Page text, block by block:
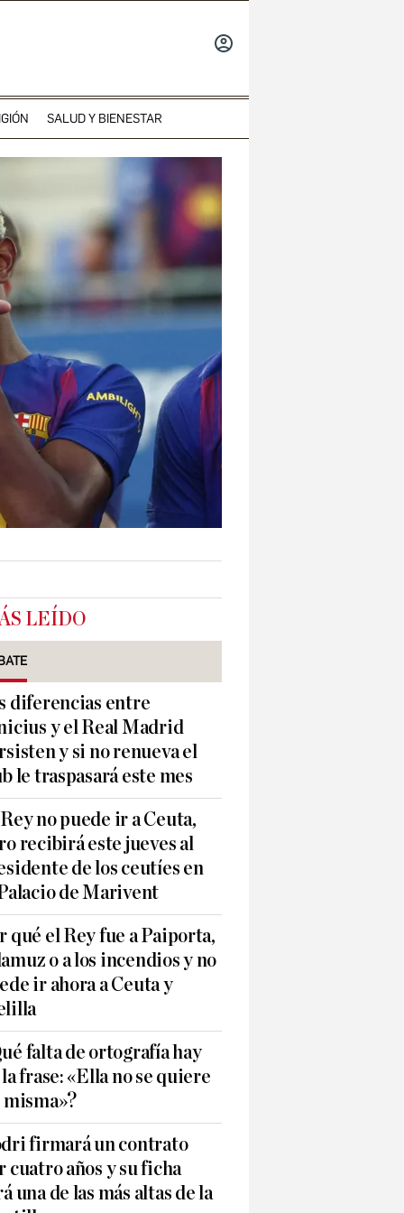
SALUD Y BIENESTAR
LEÍDO
diferencias entre
y el Real Madrid
y si no renueva el
le traspasará este mes
no puede ir a Ceuta,
recibirá este jueves al
de los ceutíes en
de Marivent
qué el Rey fue a Paiporta,
o a los incendios y no
ir ahora a Ceuta y
falta de ortografía hay
frase: «Ella no se quiere
misma»?
firmará un contrato
cuatro años y su ficha
una de las más altas de la